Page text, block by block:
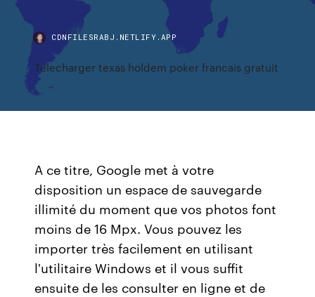
CDNFILESRABJ.NETLIFY.APP
Telecharger texas holdem poker francais gratuit
A ce titre, Google met à votre
disposition un espace de sauvegarde
illimité du moment que vos photos font
moins de 16 Mpx. Vous pouvez les
importer très facilement en utilisant
l'utilitaire Windows et il vous suffit
ensuite de les consulter en ligne et de